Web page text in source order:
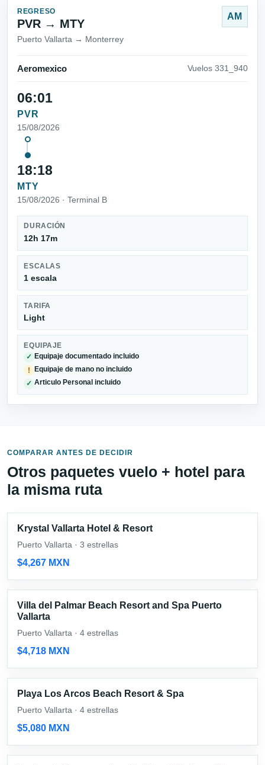
REGRESO
PVR → MTY
Puerto Vallarta → Monterrey
AM
Aeromexico Vuelos 331_940
06:01
PVR
15/08/2026
18:18
MTY
15/08/2026 · Terminal B
DURACIÓN
12h 17m
ESCALAS
1 escala
TARIFA
Light
EQUIPAJE
✓ Equipaje documentado incluido
! Equipaje de mano no incluido
✓ Articulo Personal incluido
COMPARAR ANTES DE DECIDIR
Otros paquetes vuelo + hotel para
la misma ruta
Krystal Vallarta Hotel & Resort
Puerto Vallarta · 3 estrellas
$4,267 MXN
Villa del Palmar Beach Resort and Spa Puerto
Vallarta
Puerto Vallarta · 4 estrellas
$4,718 MXN
Playa Los Arcos Beach Resort & Spa
Puerto Vallarta · 4 estrellas
$5,080 MXN